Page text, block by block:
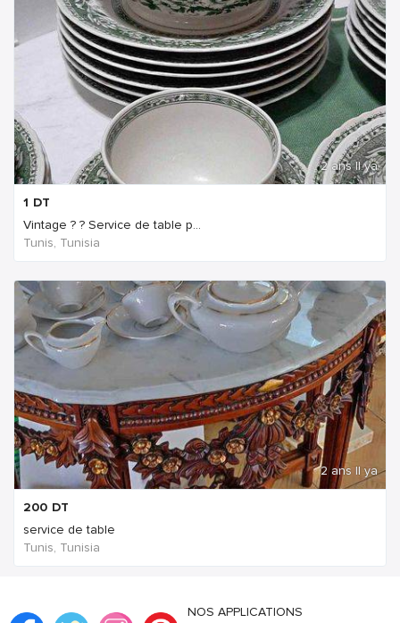
2 ans Il ya
1 DT
Vintage ? ? Service de table p...
Tunis, Tunisia
2 ans Il ya
200 DT
service de table
Tunis, Tunisia
NOS APPLICATIONS